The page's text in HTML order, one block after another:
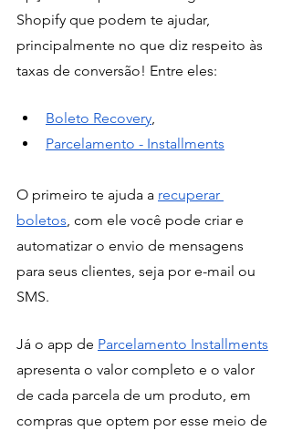
Shopify que podem te ajudar,
principalmente no que diz respeito às
taxas de conversão! Entre eles:
Boleto Recovery,
Parcelamento - Installments
O primeiro te ajuda a recuperar
boletos, com ele você pode criar e
automatizar o envio de mensagens
para seus clientes, seja por e-mail ou
SMS.
Já o app de Parcelamento Installments
apresenta o valor completo e o valor
de cada parcela de um produto, em
compras que optem por esse meio de